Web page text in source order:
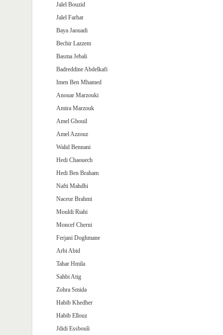
Jalel Bouzid
Jalel Farhat
Baya Jaouadi
Bechir Lazzem
Basma Jebali
Badreddine Abdelkafi
Imen Ben Mhamed
Anouar Marzouki
Amira Marzouk
Amel Ghouil
Amel Azzouz
Walid Bennani
Hedi Chaouech
Hedi Ben Braham
Nafti Mahdhi
Naceur Brahmi
Mouldi Riahi
Moncef Cherni
Ferjani Doghmane
Arbi Abid
Tahar Hmila
Sahbi Atig
Zohra Smida
Habib Khedher
Habib Ellouz
Jdidi Essbouîi